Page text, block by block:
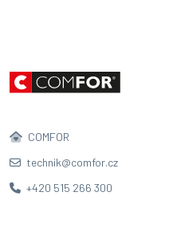
COMFOR
technik@comfor.cz
+420 515 266 300